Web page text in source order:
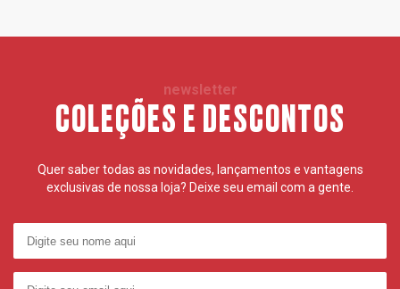
newsletter
COLEÇÕES E DESCONTOS
Quer saber todas as novidades, lançamentos e vantagens
exclusivas de nossa loja? Deixe seu email com a gente.